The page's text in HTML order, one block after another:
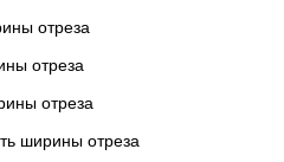
отреза
отреза
отреза
ширины отреза